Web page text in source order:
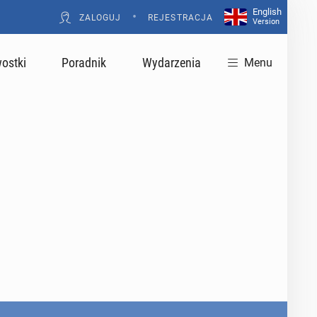
ZALOGUJ • REJESTRACJA
English
Version
Poradnik Wydarzenia Menu